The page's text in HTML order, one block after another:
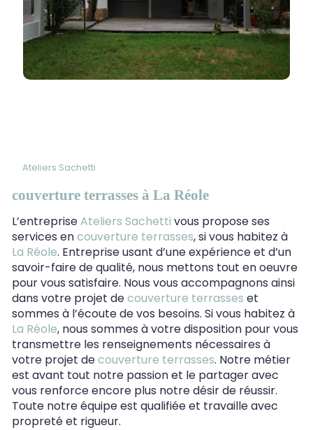
Ateliers Sachetti
couverture terrasses à La Réole
L’entrepriseAteliers Sachetti vous propose ses
services encouverture terrasses, si vous habitez à
La Réole. Entreprise usant d’une expérience et d’un
savoir-faire de qualité, nous mettons tout en oeuvre
pour vous satisfaire. Nous vous accompagnons ainsi
dans votre projet decouverture terrasses et
sommes à l’écoute de vos besoins. Si vous habitez à
La Réole, nous sommes à votre disposition pour vous
transmettre les renseignements nécessaires à
votre projet decouverture terrasses. Notre métier
est avant tout notre passion et le partager avec
vous renforce encore plus notre désir de réussir.
Toute notre équipe est qualifiée et travaille avec
propreté et rigueur.